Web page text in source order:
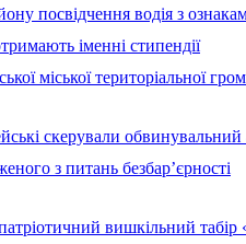
посвідчення водія з
іменні стипендії
міської територіальної
скерували обвинувальний
з питань безбар’єрності
вишкільний табір